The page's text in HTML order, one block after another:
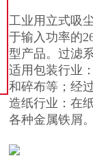
工业用立式吸
于输入功率的
型产品。过滤
适用包装行业
和碎布等；经
造纸行业：在
各种金属铁屑